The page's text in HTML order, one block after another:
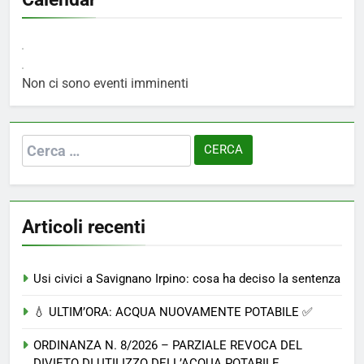
Non ci sono eventi imminenti
Ricerca
per:
Articoli recenti
Usi civici a Savignano Irpino: cosa ha deciso la sentenza
💧 ULTIM’ORA: ACQUA NUOVAMENTE POTABILE ✅
ORDINANZA N. 8/2026 – PARZIALE REVOCA DEL